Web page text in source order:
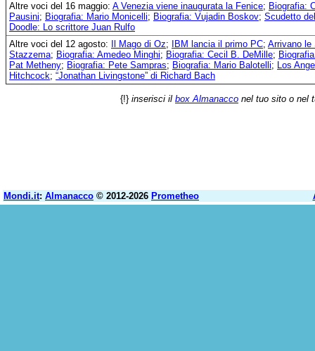
Altre voci del 16 maggio: A Venezia viene inaugurata la Fenice; Biografia:
Pausini; Biografia: Mario Monicelli; Biografia: Vujadin Boskov; Scudetto
Doodle: Lo scrittore Juan Rulfo
Altre voci del 12 agosto:
Il Mago di Oz; IBM lancia il primo PC; Arrivano le
Stazzema; Biografia: Amedeo Minghi; Biografia: Cecil B. DeMille;
Pat Metheny; Biografia: Pete Sampras; Biografia: Mario Balotelli; Los
Hitchcock; “Jonathan Livingstone” di Richard Bach
{!} inserisci il box Almanacco nel tuo sito o nel
Mondi.it: Almanacco © 2012-2026 Prometheo